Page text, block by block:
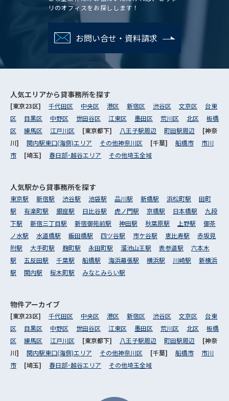
リのオフィスをお探しします！
お問い合せ・資料請求
人気エリアから貸事務所を探す
[東京23区] 千代田区 中央区 港区 新宿区 渋谷区 文京区
台東
区
目黒区 中野区 世田谷区 江東区 墨田区 荒川区 北区
板橋
区
練馬区 江戸川区 [東京都下] 八王子駅周辺 町田駅周辺
[神奈
川] 関内駅東口(海側)エリア その他神奈川区 [千葉] 船橋市
市川
市
[埼玉] 春日部･越谷エリア その他埼玉全域
人気駅から貸事務所を探す
東京駅 新宿駅 渋谷駅 池袋駅 品川駅 新橋駅 浜松町駅
田町
駅
有楽町駅 銀座駅 日比谷駅 虎ノ門駅 京橋駅 日本橋駅
九段
下駅
新宿三丁目駅 新宿御苑前駅 神田駅 秋葉原駅 上野駅
御茶
ノ水駅
水道橋駅 飯田橋駅 四ツ谷駅 市ケ谷駅 恵比寿駅
赤坂見
附駅
大手町駅 麹町駅 永田町駅 溜池山王駅 表参道駅
六本木
駅
五反田駅 千葉駅 船橋駅 海浜幕張駅 横浜駅 川崎駅
新横浜
駅
関内駅 桜木町駅 みなとみらい駅
物件アーカイブ
[東京23区] 千代田区 中央区 港区 新宿区 渋谷区 文京区
台東
区
目黒区 中野区 世田谷区 江東区 墨田区 荒川区 北区
板橋
区
練馬区 江戸川区 [東京都下] 八王子駅周辺 町田駅周辺
[神奈
川] 関内駅東口(海側)エリア その他神奈川区 [千葉] 船橋市
市川
市
[埼玉] 春日部･越谷エリア その他埼玉全域